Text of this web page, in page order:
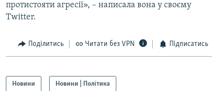
протистояти агресії», – написала вона у своєму
Twitter.
Поділитись Читати без VPN Підписатись
Новини Новини | Політика